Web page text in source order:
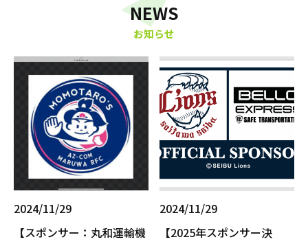
お知らせ
NEWS
2024/11/29
【スポンサー：丸和運輸機
2024/11/29
【2025年スポンサー決